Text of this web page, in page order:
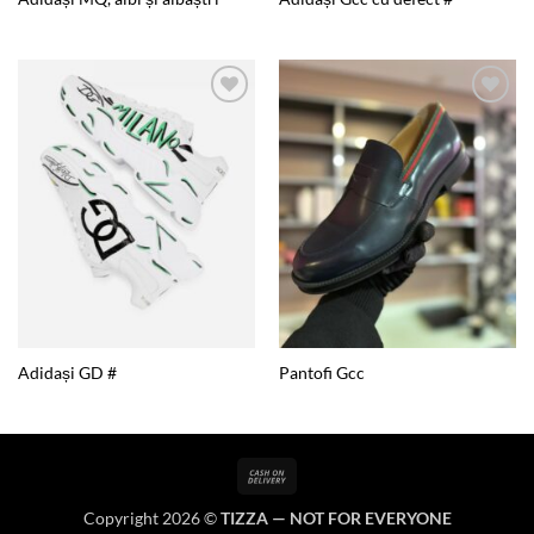
Adidași GD #
Add to
wishlist
Pantofi Gcc
Delivery
Copyright 2026 ©TIZZA — NOT FOR EVERYONE